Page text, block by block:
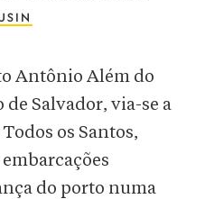
Antônio Além do
Salvador, via-se a
os Santos,
do porto numa